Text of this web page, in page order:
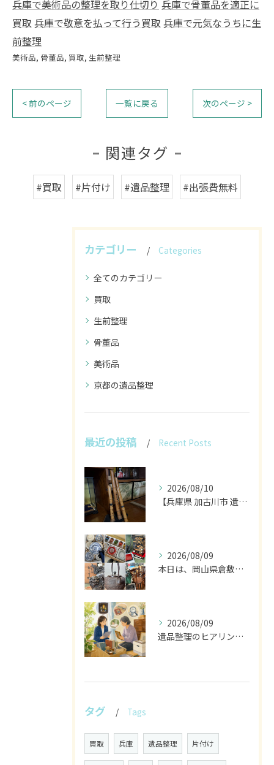
兵庫で美術品の整理を取り仕切り 兵庫で骨董品を適正に
買取 兵庫で敬意を払って行う買取 兵庫で元気なうちに生
前整理
美術品 骨董品 買取 生前整理
< 前のページ 一覧に戻る 次のページ >
関連タグ
#買取 #片付け #遺品整理 #出張費無料
カテゴリー Categories
全てのカテゴリー
買取
生前整理
骨董品
美術品
京都の遺品整理
最近の投稿 Recent Posts
2026/08/10
【兵庫県 加古川市 遺品整理 不用品 買取 尺八】
2026/08/09
本日は、岡山県倉敷市に行ってますので、終日不在となります。
2026/08/09
遺品整理のヒアリングで残す物を見極める丁寧な作業
タグ Tags
買取 兵庫 遺品整理 片付け